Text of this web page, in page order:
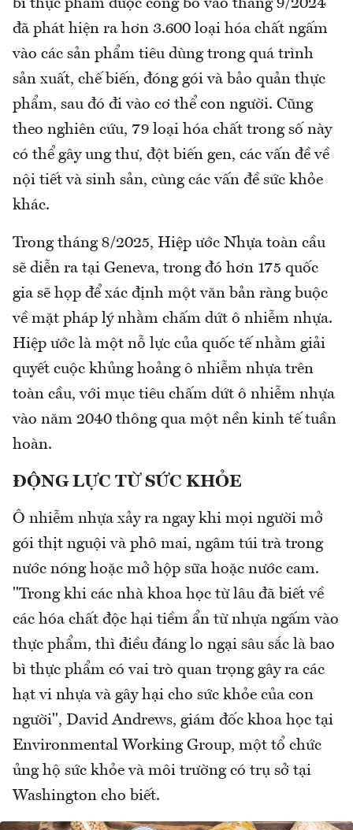
bì thực phẩm được công bố vào tháng 9/2024
đã phát hiện ra hơn 3.600 loại hóa chất ngấm
vào các sản phẩm tiêu dùng trong quá trình
sản xuất, chế biến, đóng gói và bảo quản thực
phẩm, sau đó đi vào cơ thể con người. Cũng
theo nghiên cứu, 79 loại hóa chất trong số này
có thể gây ung thư, đột biến gen, các vấn đề về
nội tiết và sinh sản, cùng các vấn đề sức khỏe
khác.
Trong tháng 8/2025, Hiệp ước Nhựa toàn cầu
sẽ diễn ra tại Geneva, trong đó hơn 175 quốc
gia sẽ họp để xác định một văn bản ràng buộc
về mặt pháp lý nhằm chấm dứt ô nhiễm nhựa.
Hiệp ước là một nỗ lực của quốc tế nhằm giải
quyết cuộc khủng hoảng ô nhiễm nhựa trên
toàn cầu, với mục tiêu chấm dứt ô nhiễm nhựa
vào năm 2040 thông qua một nền kinh tế tuần
hoàn.
ĐỘNG LỰC TỪ SỨC KHỎE
Ô nhiễm nhựa xảy ra ngay khi mọi người mở
gói thịt nguội và phô mai, ngâm túi trà trong
nước nóng hoặc mở hộp sữa hoặc nước cam.
"Trong khi các nhà khoa học từ lâu đã biết về
các hóa chất độc hại tiềm ẩn từ nhựa ngấm vào
thực phẩm, thì điều đáng lo ngại sâu sắc là bao
bì thực phẩm có vai trò quan trọng gây ra các
hạt vi nhựa và gây hại cho sức khỏe của con
người", David Andrews, giám đốc khoa học tại
Environmental Working Group, một tổ chức
ủng hộ sức khỏe và môi trường có trụ sở tại
Washington cho biết.